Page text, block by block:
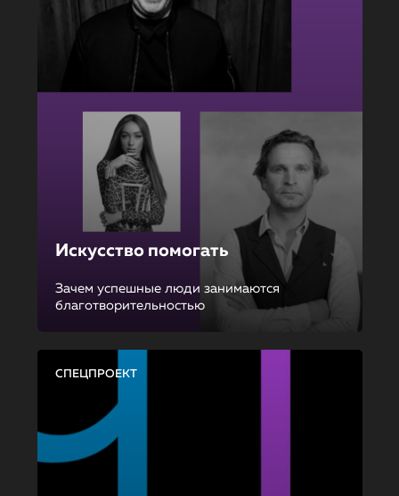
Искусство помогать
Зачем успешные люди занимаются
благотворительностью
СПЕЦПРОЕКТ